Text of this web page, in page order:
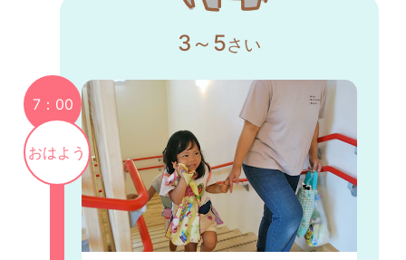
3～5さい
7：00
おはよう